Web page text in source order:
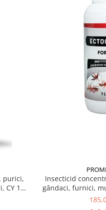
purici,
CY 10
Insecticid
gândaci, furnici,